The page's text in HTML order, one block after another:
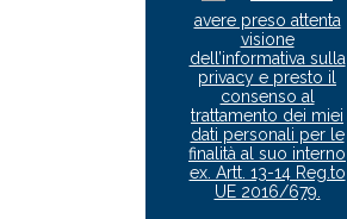
avere preso attenta
visione
dell’informativa sulla
privacy e presto il
consenso al
trattamento dei miei
dati personali per le
finalità al suo interno
ex. Artt. 13-14 Reg.to
UE 2016/679.